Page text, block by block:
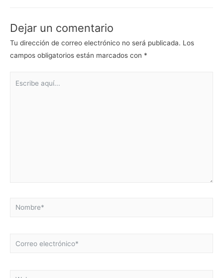
Dejar un comentario
Tu dirección de correo electrónico no será publicada. Los
campos obligatorios están marcados con *
Nombre*
Correo
Web